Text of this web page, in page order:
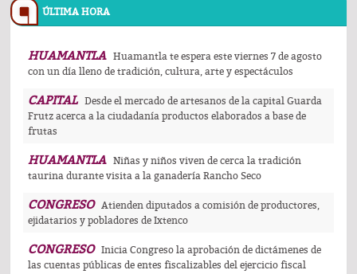
ÚLTIMA HORA
HUAMANTLA
Huamantla te espera este viernes 7 de agosto
con un día lleno de tradición, cultura, arte y espectáculos
CAPITAL
Desde el mercado de artesanos de la capital Guarda
Frutz acerca a la ciudadanía productos elaborados a base de
frutas
HUAMANTLA
Niñas y niños viven de cerca la tradición
taurina durante visita a la ganadería Rancho Seco
CONGRESO
Atienden diputados a comisión de productores,
ejidatarios y pobladores de Ixtenco
CONGRESO
Inicia Congreso la aprobación de dictámenes de
las cuentas públicas de entes fiscalizables del ejercicio fiscal